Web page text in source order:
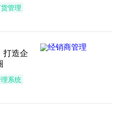
管理
打造企
系统